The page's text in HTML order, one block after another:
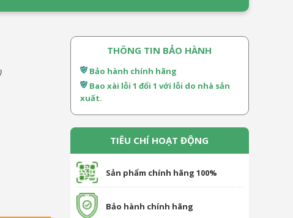
THÔNG TIN BẢO HÀNH
Bảo hành chính hãng
Bao xài lỗi 1 đổi 1 với lỗi do nhà sản
xuất.
TIÊU CHÍ HOẠT ĐỘNG
Sản phẩm chính hãng 100%
Bảo hành chính hãng